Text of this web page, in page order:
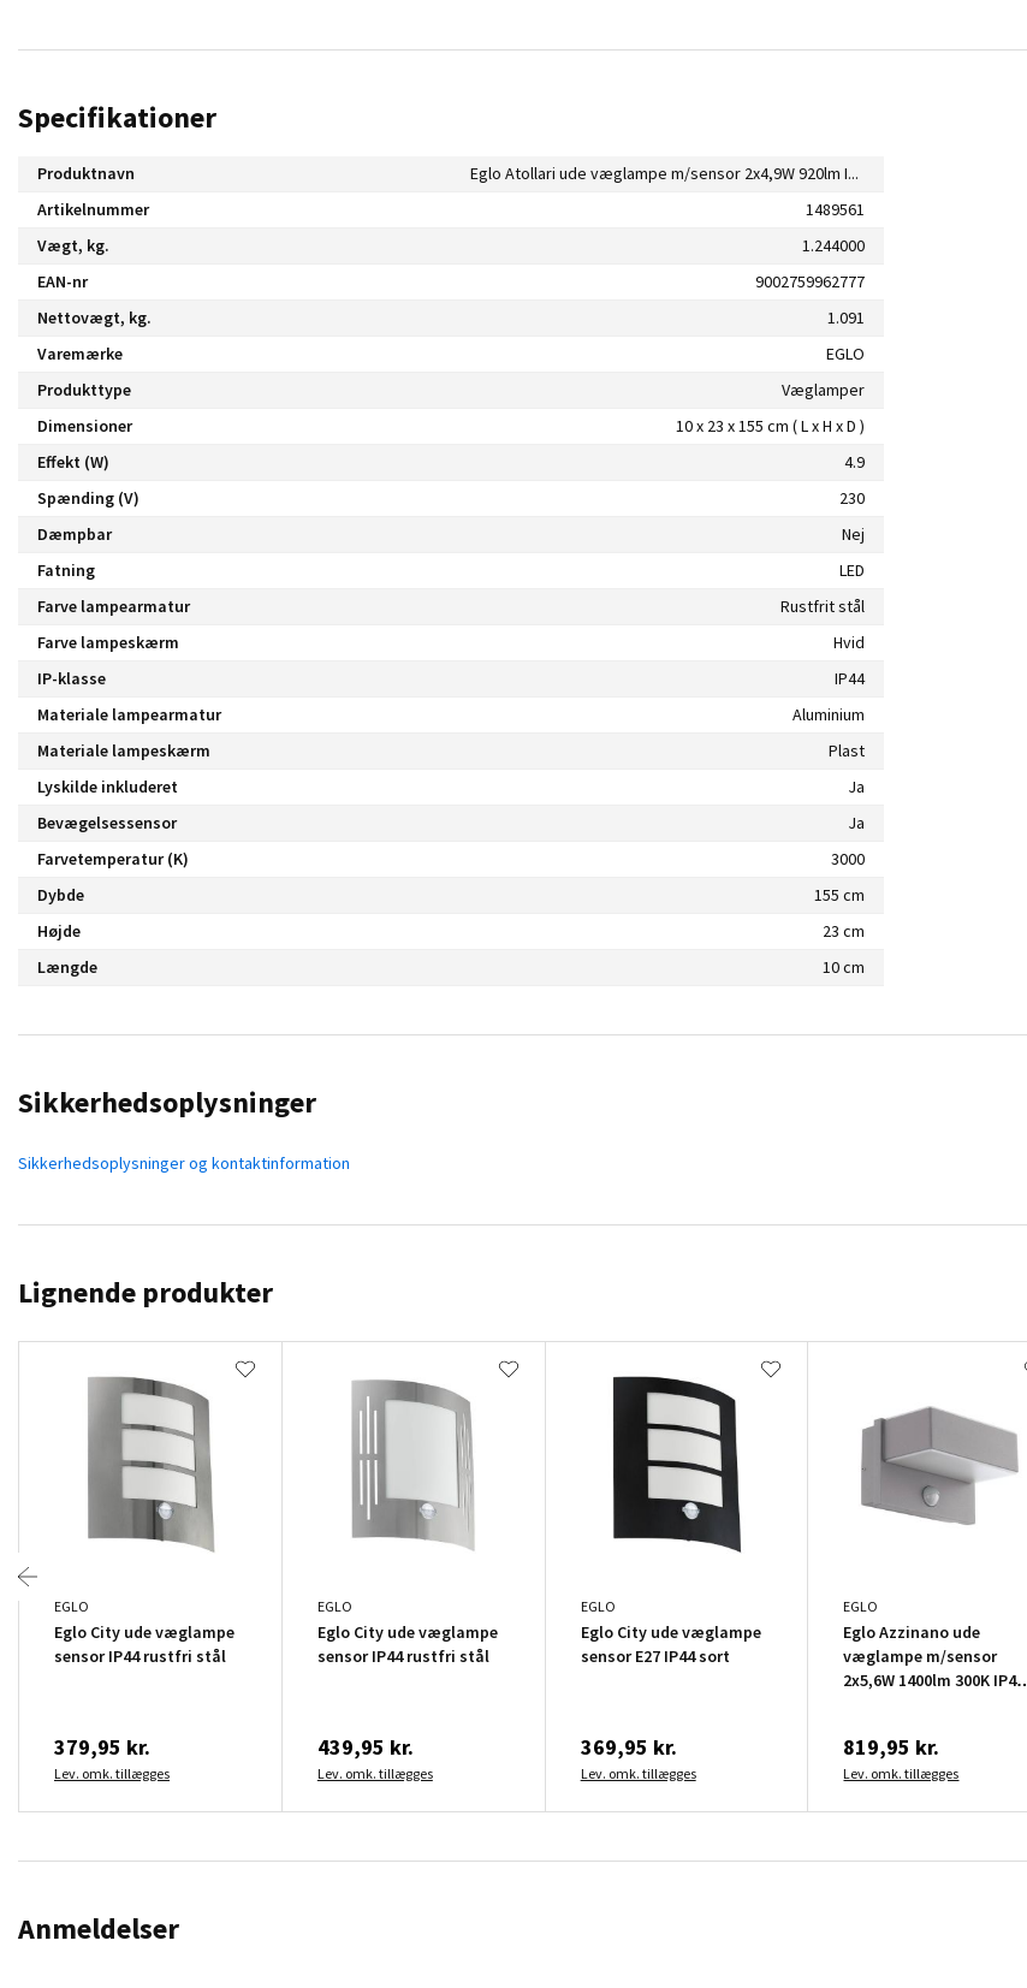
Specifikationer
Produktnavn
Eglo Atollari ude væglampe m/sensor 2x4,9W 920lm IP44 rustfrit stål
Artikelnummer
1489561
Vægt, kg.
1.244000
EAN-nr
9002759962777
Nettovægt, kg.
1.091
Varemærke
EGLO
Produkttype
Væglamper
Dimensioner
10 x 23 x 155 cm ( L x H x D )
Effekt (W)
4.9
Spænding (V)
230
Dæmpbar
Nej
Fatning
LED
Farve lampearmatur
Rustfrit stål
Farve lampeskærm
Hvid
IP-klasse
IP44
Materiale lampearmatur
Aluminium
Materiale lampeskærm
Plast
Lyskilde inkluderet
Ja
Bevægelsessensor
Ja
Farvetemperatur (K)
3000
Dybde
155 cm
Højde
23 cm
Længde
10 cm
Sikkerhedsoplysninger
Sikkerhedsoplysninger og kontaktinformation
Lignende produkter
EGLO
Eglo City ude væglampe
sensor IP44 rustfri stål
379,95 kr.
Lev. omk. tillægges
EGLO
Eglo City ude væglampe
sensor IP44 rustfri stål
439,95 kr.
Lev. omk. tillægges
EGLO
Eglo City ude væglampe
sensor E27 IP44 sort
369,95 kr.
Lev. omk. tillægges
EGLO
Eglo Azzinano ude
væglampe m/sensor
2x5,6W 1400lm 300K IP44
819,95 kr.
Lev. omk. tillægges
Anmeldelser